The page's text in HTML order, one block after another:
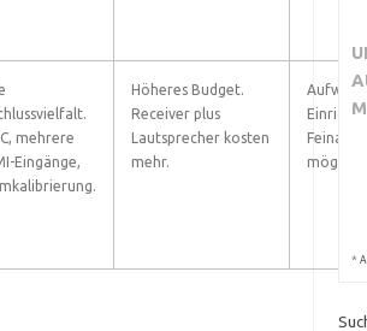
mehrere
Eingänge,
Höheres Budget.
Receiver plus
Lautsprecher kosten
mehr.
möglich.
*